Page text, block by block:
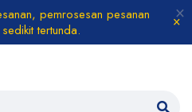
pemrosesan pesanan
tertunda.